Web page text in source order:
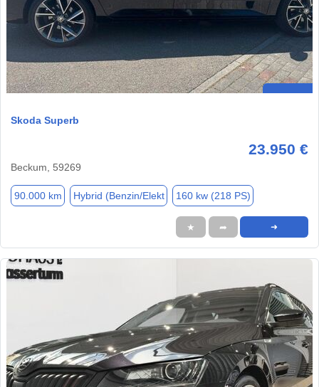
Skoda Superb
23.950 €
Beckum, 59269
90.000 km Hybrid (Benzin/Elekt 160 kw (218 PS)
★ ➦ ➜